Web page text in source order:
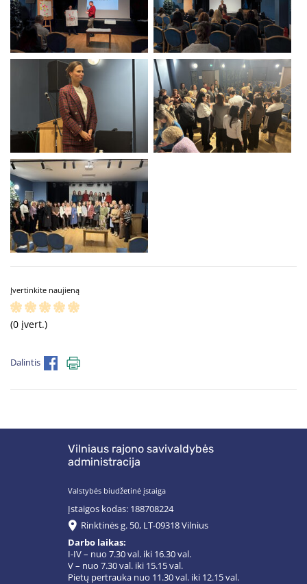
Įvertinkite naujieną
(0 įvert.)
Dalintis
Vilniaus rajono savivaldybės
administracija
Valstybės biudžetinė įstaiga
Įstaigos kodas: 188708224
Rinktinės g. 50, LT-09318 Vilnius
Darbo laikas:
I-IV – nuo 7.30 val. iki 16.30 val.
V – nuo 7.30 val. iki 15.15 val.
Pietų pertrauka nuo 11.30 val. iki 12.15 val.